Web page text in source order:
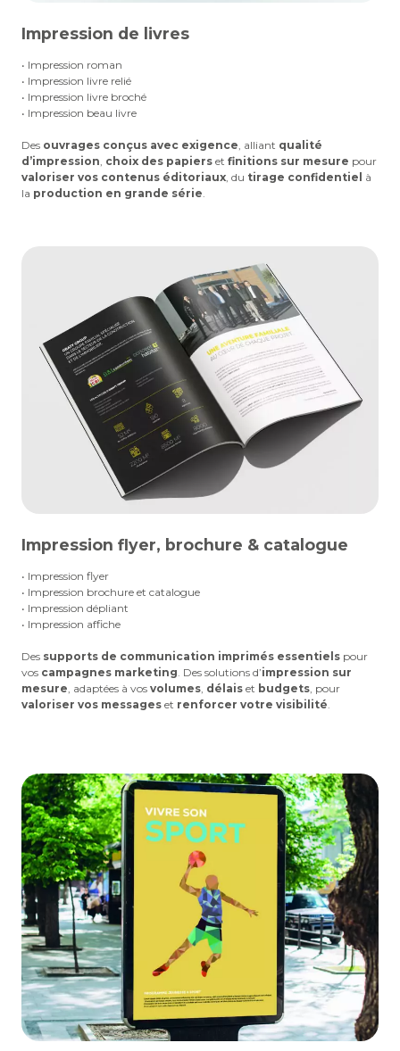
Impression de livres
• Impression roman
• Impression livre relié
• Impression livre broché
• Impression beau livre
Des ouvrages conçus avec exigence , alliant qualité
d’impression choix des papiers et finitions sur mesure pour
valoriser vos contenus éditoriaux , du tirage confidentiel à
la production en grande série
Impression flyer, brochure & catalogue
• Impression flyer
• Impression brochure et catalogue
• Impression dépliant
• Impression affiche
Des supports de communication imprimés essentiels pour
vos campagnes marketing . Des solutions d’impression sur
mesure , adaptées à vos volumes délais et budgets , pour
valoriser vos messages et renforcer votre visibilité